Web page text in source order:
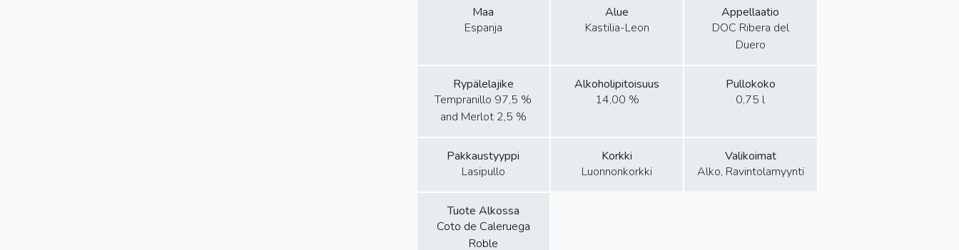
Maa
Espanja
Alue
Kastilia-Leon
Appellaatio
DOC Ribera del
Duero
Rypälelajike
Tempranillo 97,5 %
and Merlot 2,5 %
Alkoholipitoisuus
14,00 %
Pullokoko
0,75 l
Pakkaustyyppi
Lasipullo
Korkki
Luonnonkorkki
Valikoimat
Alko, Ravintolamyynti
Tuote Alkossa
Coto de Caleruega
Roble